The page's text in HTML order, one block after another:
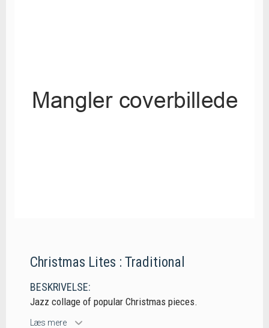
Christmas Lites : Traditional
BESKRIVELSE:
Jazz collage of popular Christmas pieces.
Læs mere